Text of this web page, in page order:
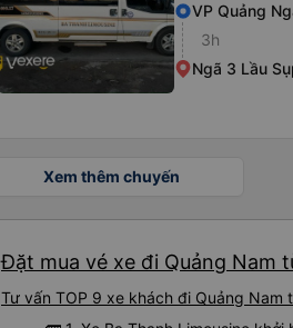
VP Quảng
3h
Ngã 3 Lầu
Xem thêm chuyến
Đặt mua vé xe đi Quảng Nam
Tư vấn TOP 9 xe khách đi Quảng